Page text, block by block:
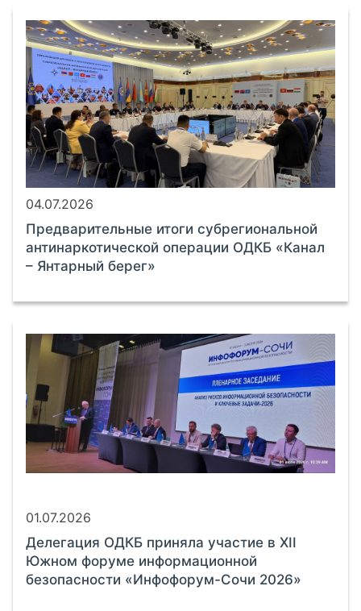
04.07.2026
Предварительные итоги субрегиональной
антинаркотической операции ОДКБ «Канал
– Янтарный берег»
01.07.2026
Делегация ОДКБ приняла участие в XII
Южном форуме информационной
безопасности «Инфофорум-Сочи 2026»